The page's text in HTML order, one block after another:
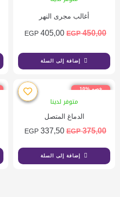
أغالب مجرى النهر
450,00
EGP
405,00
EGP
إضافة إلى السلة
خصم %10
متوفر لدينا
الدماغ المتصل
375,00
EGP
337,50
EGP
إضافة إلى السلة